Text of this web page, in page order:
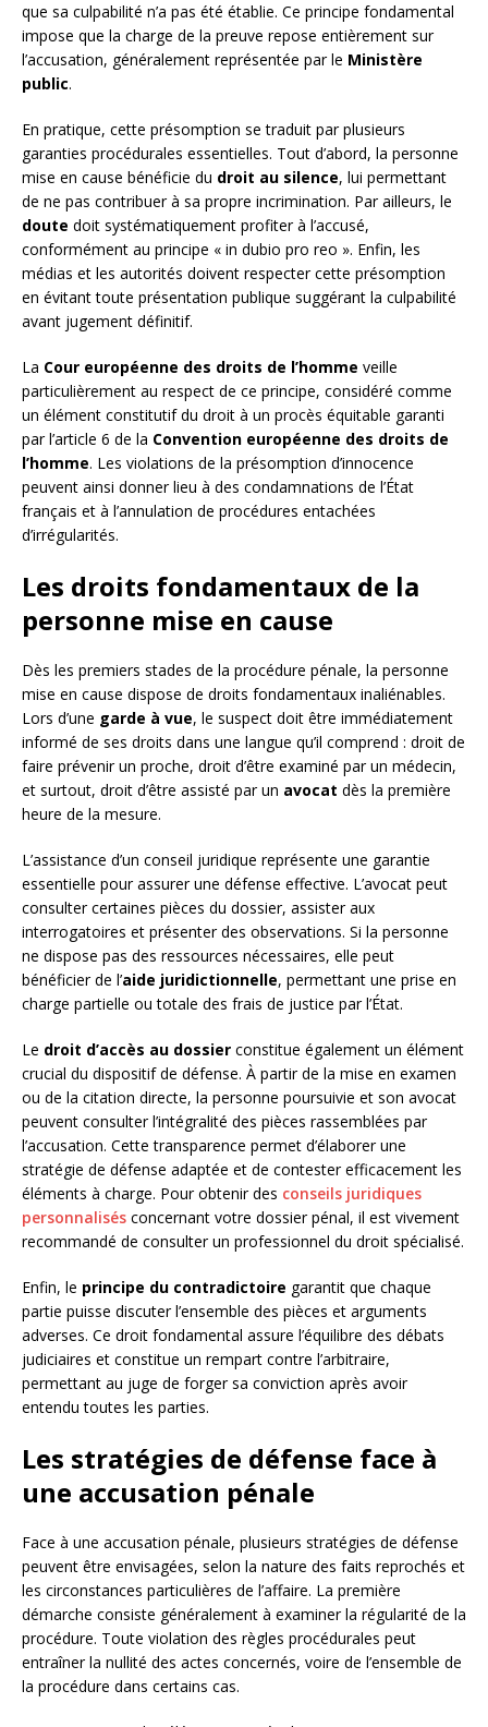
que sa culpabilité n’a pas été établie. Ce principe fondamental
impose que la charge de la preuve repose entièrement sur
l’accusation, généralement représentée par le Ministère
public.
En pratique, cette présomption se traduit par plusieurs
garanties procédurales essentielles. Tout d’abord, la personne
mise en cause bénéficie du droit au silence, lui permettant
de ne pas contribuer à sa propre incrimination. Par ailleurs, le
doute doit systématiquement profiter à l’accusé,
conformément au principe « in dubio pro reo ». Enfin, les
médias et les autorités doivent respecter cette présomption
en évitant toute présentation publique suggérant la culpabilité
avant jugement définitif.
La Cour européenne des droits de l’homme veille
particulièrement au respect de ce principe, considéré comme
un élément constitutif du droit à un procès équitable garanti
par l’article 6 de la Convention européenne des droits de
l’homme. Les violations de la présomption d’innocence
peuvent ainsi donner lieu à des condamnations de l’État
français et à l’annulation de procédures entachées
d’irrégularités.
Les droits fondamentaux de la
personne mise en cause
Dès les premiers stades de la procédure pénale, la personne
mise en cause dispose de droits fondamentaux inaliénables.
Lors d’une garde à vue, le suspect doit être immédiatement
informé de ses droits dans une langue qu’il comprend : droit de
faire prévenir un proche, droit d’être examiné par un médecin,
et surtout, droit d’être assisté par un avocat dès la première
heure de la mesure.
L’assistance d’un conseil juridique représente une garantie
essentielle pour assurer une défense effective. L’avocat peut
consulter certaines pièces du dossier, assister aux
interrogatoires et présenter des observations. Si la personne
ne dispose pas des ressources nécessaires, elle peut
bénéficier de l’aide juridictionnelle, permettant une prise en
charge partielle ou totale des frais de justice par l’État.
Le droit d’accès au dossier constitue également un élément
crucial du dispositif de défense. À partir de la mise en examen
ou de la citation directe, la personne poursuivie et son avocat
peuvent consulter l’intégralité des pièces rassemblées par
l’accusation. Cette transparence permet d’élaborer une
stratégie de défense adaptée et de contester efficacement les
éléments à charge. Pour obtenir des conseils juridiques
personnalisés concernant votre dossier pénal, il est vivement
recommandé de consulter un professionnel du droit spécialisé.
Enfin, le principe du contradictoire garantit que chaque
partie puisse discuter l’ensemble des pièces et arguments
adverses. Ce droit fondamental assure l’équilibre des débats
judiciaires et constitue un rempart contre l’arbitraire,
permettant au juge de forger sa conviction après avoir
entendu toutes les parties.
Les stratégies de défense face à
une accusation pénale
Face à une accusation pénale, plusieurs stratégies de défense
peuvent être envisagées, selon la nature des faits reprochés et
les circonstances particulières de l’affaire. La première
démarche consiste généralement à examiner la régularité de la
procédure. Toute violation des règles procédurales peut
entraîner la nullité des actes concernés, voire de l’ensemble de
la procédure dans certains cas.